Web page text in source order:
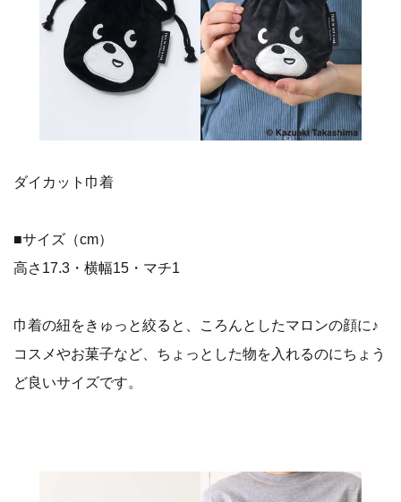
ダイカット巾着
■サイズ（cm）
高さ17.3・横幅15・マチ1
巾着の紐をきゅっと絞ると、ころんとしたマロンの顔に♪
コスメやお菓子など、ちょっとした物を入れるのにちょう
ど良いサイズです。